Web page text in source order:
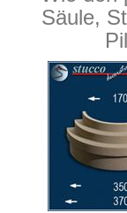
Säule,